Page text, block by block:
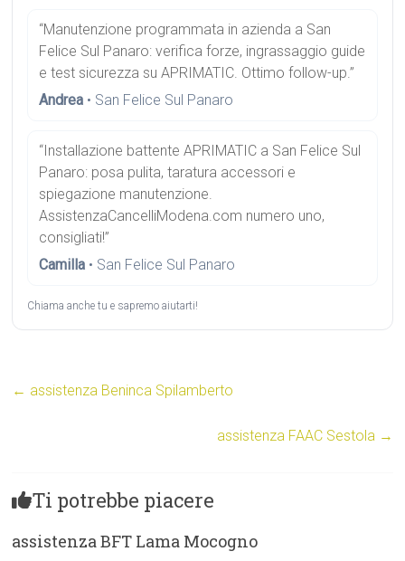
“Manutenzione programmata in azienda a San
Felice Sul Panaro: verifica forze, ingrassaggio guide
e test sicurezza su APRIMATIC. Ottimo follow-up.”
Andrea • San Felice Sul Panaro
“Installazione battente APRIMATIC a San Felice Sul
Panaro: posa pulita, taratura accessori e
spiegazione manutenzione.
AssistenzaCancelliModena.com numero uno,
consigliati!”
Camilla • San Felice Sul Panaro
Chiama anche tu e sapremo aiutarti!
← assistenza Beninca Spilamberto
assistenza FAAC Sestola →
Ti potrebbe piacere
assistenza BFT Lama Mocogno